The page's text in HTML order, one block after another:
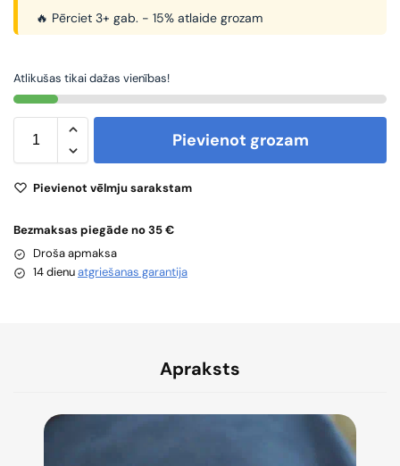
🔥 Pērciet 3+ gab. - 15% atlaide grozam
Atlikušas tikai dažas vienības!
Pievienot grozam
Pievienot vēlmju sarakstam
Bezmaksas piegāde no 35 €
Droša apmaksa
14 dienuatgriešanas garantija
Apraksts